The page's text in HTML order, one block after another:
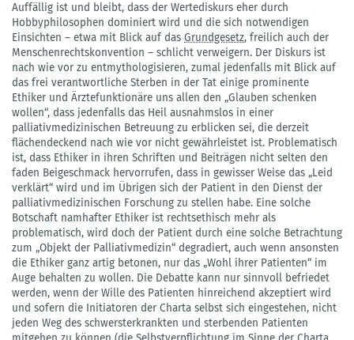
Auffällig ist und bleibt, dass der Wertediskurs eher durch
Hobbyphilosophen dominiert wird und die sich notwendigen
Einsichten – etwa mit Blick auf das Grundgesetz, freilich auch der
Menschenrechtskonvention – schlicht verweigern. Der Diskurs ist
nach wie vor zu entmythologisieren, zumal jedenfalls mit Blick auf
das frei verantwortliche Sterben in der Tat einige prominente
Ethiker und Ärztefunktionäre uns allen den „Glauben schenken
wollen“, dass jedenfalls das Heil ausnahmslos in einer
palliativmedizinischen Betreuung zu erblicken sei, die derzeit
flächendeckend nach wie vor nicht gewährleistet ist. Problematisch
ist, dass Ethiker in ihren Schriften und Beiträgen nicht selten den
faden Beigeschmack hervorrufen, dass in gewisser Weise das „Leid
verklärt“ wird und im Übrigen sich der Patient in den Dienst der
palliativmedizinischen Forschung zu stellen habe. Eine solche
Botschaft namhafter Ethiker ist rechtsethisch mehr als
problematisch, wird doch der Patient durch eine solche Betrachtung
zum „Objekt der Palliativmedizin“ degradiert, auch wenn ansonsten
die Ethiker ganz artig betonen, nur das „Wohl ihrer Patienten“ im
Auge behalten zu wollen. Die Debatte kann nur sinnvoll befriedet
werden, wenn der Wille des Patienten hinreichend akzeptiert wird
und sofern die Initiatoren der Charta selbst sich eingestehen, nicht
jeden Weg des schwersterkrankten und sterbenden Patienten